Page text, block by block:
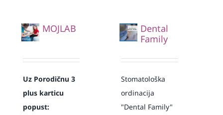
MOJLAB
Uz Porodičnu 3
plus karticu
popust:
Dental
Family
Stomatološka
ordinacija
"Dental Family"